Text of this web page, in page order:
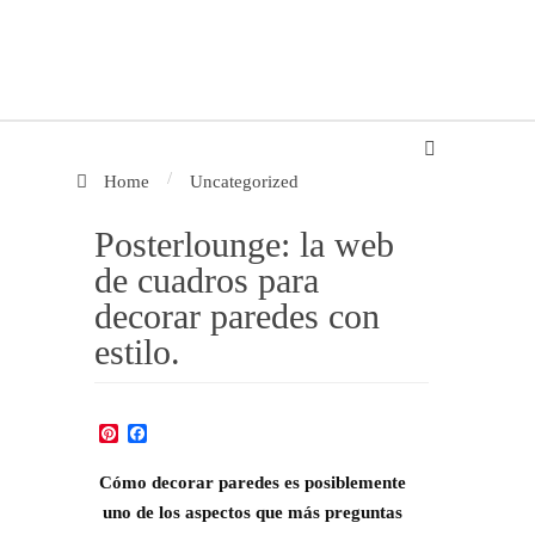
Home / Uncategorized
Posterlounge: la web
de cuadros para
decorar paredes con
estilo.
Pinterest
Cómo decorar paredes es posiblemente
uno de los aspectos que más preguntas